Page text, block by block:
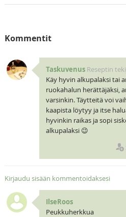
Kommentit
Taskuvenus Reseptin
Käy hyvin alkupalaksi tai
ruokahalun herättäjäksi,
varsinkin. Täytteitä voi
kaapista löytyy ja itse
hyvinkin raikas ja sopi
alkupalaksi 😉
Kirjaudu sisään kommentoidaksesi
IlseRoos
Peukkuherkkua